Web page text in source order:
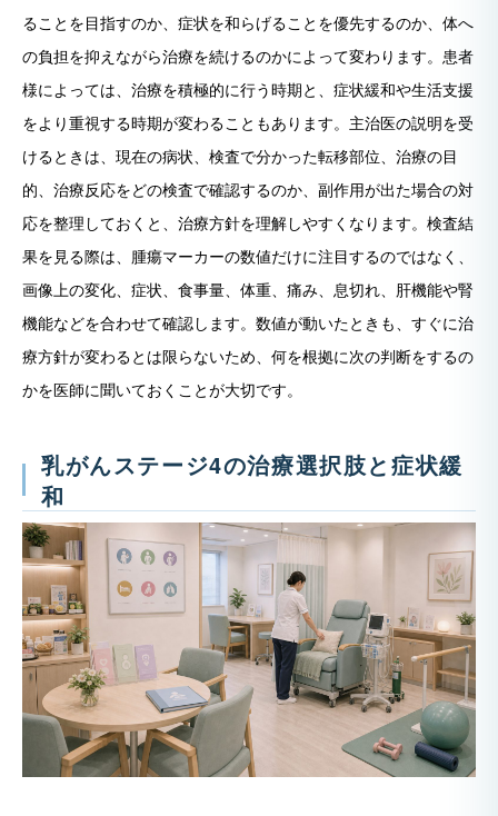
ることを目指すのか、症状を和らげることを優先するのか、体へ
の負担を抑えながら治療を続けるのかによって変わります。患者
様によっては、治療を積極的に行う時期と、症状緩和や生活支援
をより重視する時期が変わることもあります。主治医の説明を受
けるときは、現在の病状、検査で分かった転移部位、治療の目
的、治療反応をどの検査で確認するのか、副作用が出た場合の対
応を整理しておくと、治療方針を理解しやすくなります。検査結
果を見る際は、腫瘍マーカーの数値だけに注目するのではなく、
画像上の変化、症状、食事量、体重、痛み、息切れ、肝機能や腎
機能などを合わせて確認します。数値が動いたときも、すぐに治
療方針が変わるとは限らないため、何を根拠に次の判断をするの
かを医師に聞いておくことが大切です。
乳がんステージ4の治療選択肢と症状緩
和